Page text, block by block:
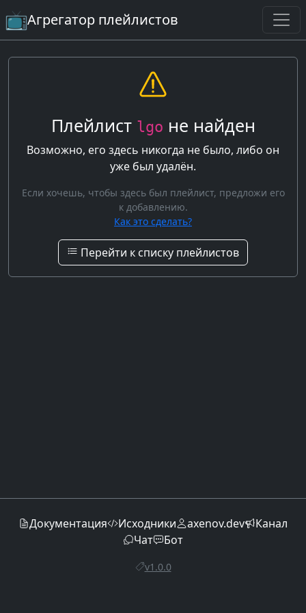
Агрегатор плейлистов
Плейлист lgo не найден
Возможно, его здесь никогда не было, либо он
уже был удалён.
Если хочешь, чтобы здесь был плейлист, предложи его
к добавлению.
Как это сделать?
Перейти к списку плейлистов
Документация Исходники axenov.dev
Канал
Чат
Бот
v1.0.0